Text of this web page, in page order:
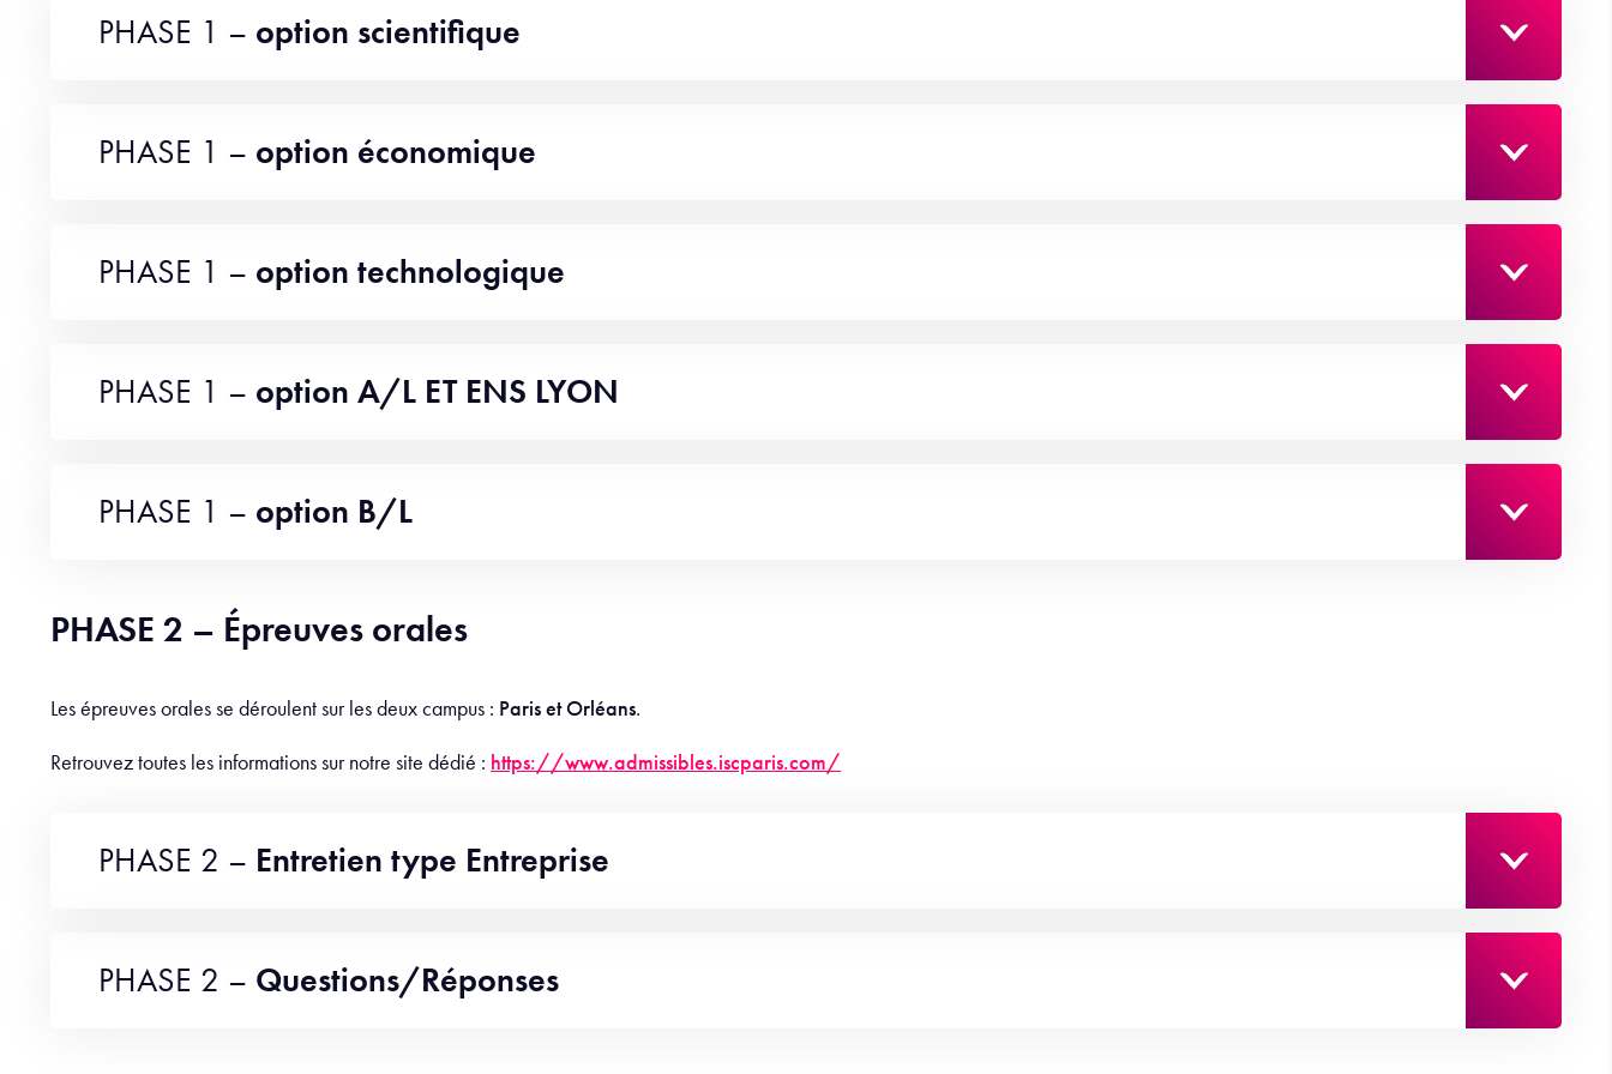
PHASE 1 – option scientifique
PHASE 1 – option économique
PHASE 1 – option technologique
PHASE 1 – option A/L ET ENS LYON
PHASE 1 – option B/L
PHASE 2 – Épreuves orales
Les épreuves orales se déroulent sur les deux campus : Paris et Orléans.
Retrouvez toutes les informations sur notre site dédié : https://www.admissibles.iscparis.com/
PHASE 2 – Entretien type Entreprise
PHASE 2 – Questions/Réponses